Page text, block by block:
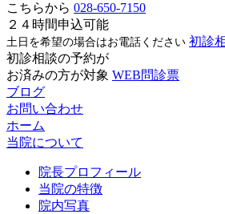
こちらから 028-650-7150
２４時間申込可能
土日を希望の場合はお電話ください 初診
初診相談の予約が
お済みの方が対象 WEB問診票
ブログ
お問い合わせ
ホーム
当院について
院長プロフィール
当院の特徴
院内写真